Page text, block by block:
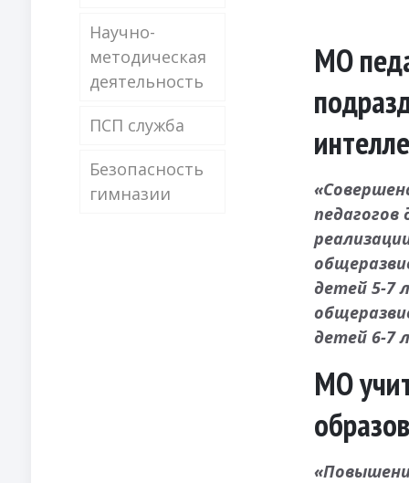
МО
педагогов
детей 5-7
детей 6-7
МО
Научно-
методическая
деятельность
ПСП служба
Безопасность
гимназии